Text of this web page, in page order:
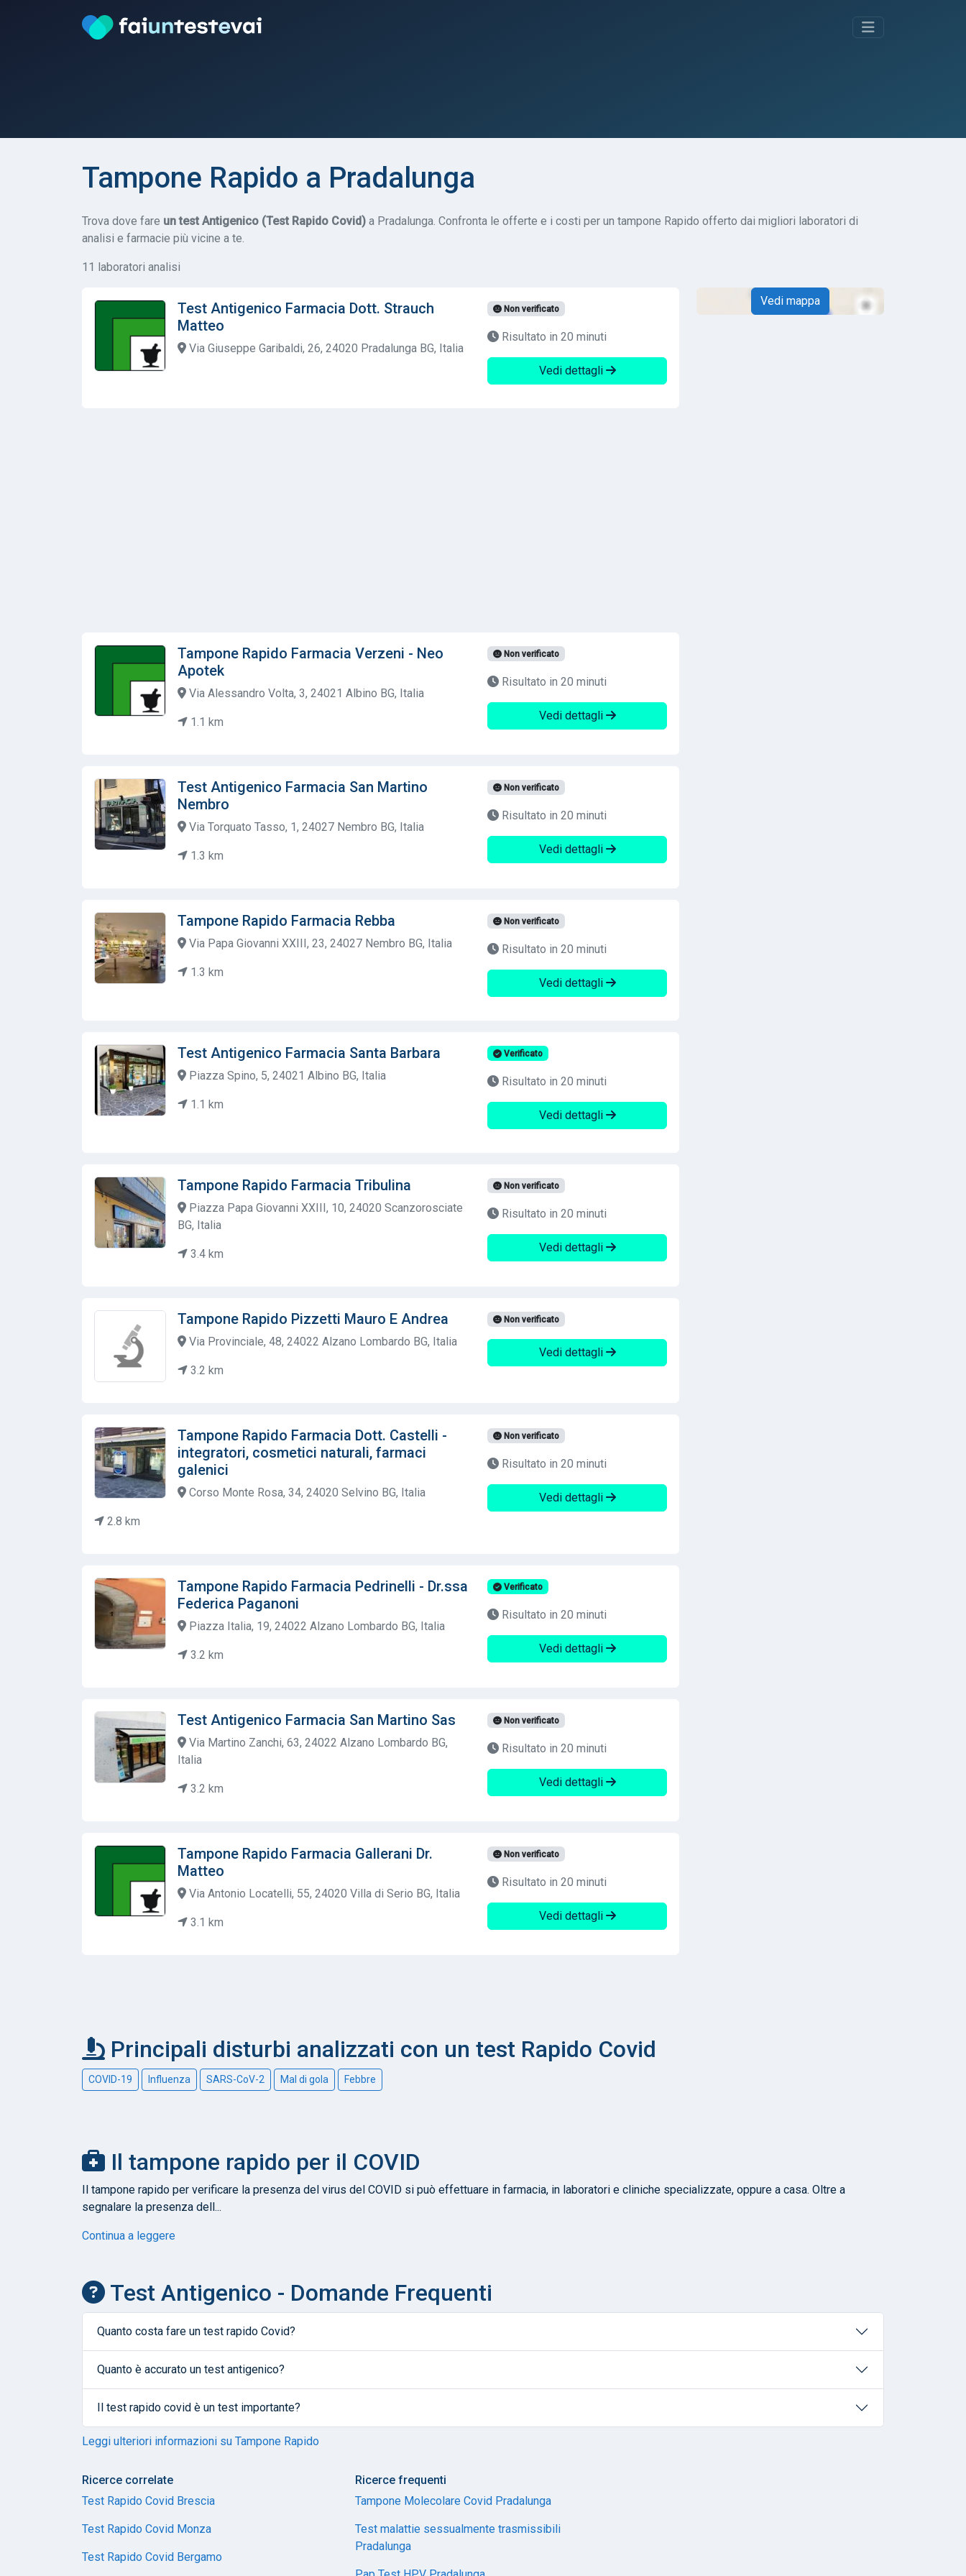
Tampone Rapido a Pradalunga
Trova dove fare un test Antigenico (Test Rapido Covid) a Pradalunga. Confronta le offerte e i costi per un tampone Rapido offerto dai migliori laboratori di
analisi e farmacie più vicine a te.
11 laboratori analisi
Test Antigenico Farmacia Dott. Strauch
Matteo
Via Giuseppe Garibaldi, 26, 24020 Pradalunga BG, Italia
Non verificato
Risultato in 20 minuti
Vedi dettagli
Tampone Rapido Farmacia Verzeni - Neo
Apotek
Via Alessandro Volta, 3, 24021 Albino BG, Italia
1.1 km
Non verificato
Risultato in 20 minuti
Vedi dettagli
Test Antigenico Farmacia San Martino
Nembro
Via Torquato Tasso, 1, 24027 Nembro BG, Italia
1.3 km
Non verificato
Risultato in 20 minuti
Vedi dettagli
Tampone Rapido Farmacia Rebba
Via Papa Giovanni XXIII, 23, 24027 Nembro BG, Italia
1.3 km
Non verificato
Risultato in 20 minuti
Vedi dettagli
Test Antigenico Farmacia Santa Barbara
Piazza Spino, 5, 24021 Albino BG, Italia
1.1 km
Verificato
Risultato in 20 minuti
Vedi dettagli
Tampone Rapido Farmacia Tribulina
Piazza Papa Giovanni XXIII, 10, 24020 Scanzorosciate
BG, Italia
3.4 km
Non verificato
Risultato in 20 minuti
Vedi dettagli
Tampone Rapido Pizzetti Mauro E Andrea
Via Provinciale, 48, 24022 Alzano Lombardo BG, Italia
3.2 km
Non verificato
Vedi dettagli
Tampone Rapido Farmacia Dott. Castelli -
integratori, cosmetici naturali, farmaci
galenici
Corso Monte Rosa, 34, 24020 Selvino BG, Italia
2.8 km
Non verificato
Risultato in 20 minuti
Vedi dettagli
Tampone Rapido Farmacia Pedrinelli - Dr.ssa
Federica Paganoni
Piazza Italia, 19, 24022 Alzano Lombardo BG, Italia
3.2 km
Verificato
Risultato in 20 minuti
Vedi dettagli
Test Antigenico Farmacia San Martino Sas
Via Martino Zanchi, 63, 24022 Alzano Lombardo BG,
Italia
3.2 km
Non verificato
Risultato in 20 minuti
Vedi dettagli
Tampone Rapido Farmacia Gallerani Dr.
Matteo
Via Antonio Locatelli, 55, 24020 Villa di Serio BG, Italia
3.1 km
Non verificato
Risultato in 20 minuti
Vedi dettagli
Vedi mappa
Principali disturbi analizzati con un test Rapido Covid
COVID-19 Influenza SARS-CoV-2 Mal di gola Febbre
Il tampone rapido per il COVID
Il tampone rapido per verificare la presenza del virus del COVID si può effettuare in farmacia, in laboratori e cliniche specializzate, oppure a casa. Oltre a
segnalare la presenza dell...
Continua a leggere
Test Antigenico - Domande Frequenti
Quanto costa fare un test rapido Covid?
Quanto è accurato un test antigenico?
Il test rapido covid è un test importante?
Leggi ulteriori informazioni su Tampone Rapido
Ricerce correlate
Test Rapido Covid Brescia
Test Rapido Covid Monza
Test Rapido Covid Bergamo
Ricerce frequenti
Tampone Molecolare Covid Pradalunga
Test malattie sessualmente trasmissibili
Pradalunga